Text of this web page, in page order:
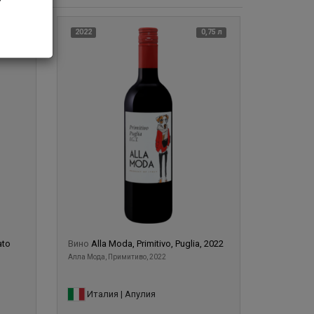
2022 0,75 л
Вино Alla Moda, Primitivo, Puglia, 2022
Алла Мода, Примитиво, 2022
Италия | Апулия